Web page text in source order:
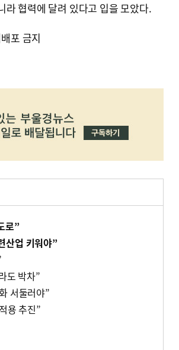
라 협력에 달려 있다고 입을 모았다.
포 금지
로”
산업 키워야”
도 박차”
서둘러야”
용 추진”